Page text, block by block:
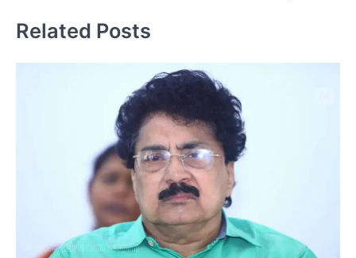
Related Posts